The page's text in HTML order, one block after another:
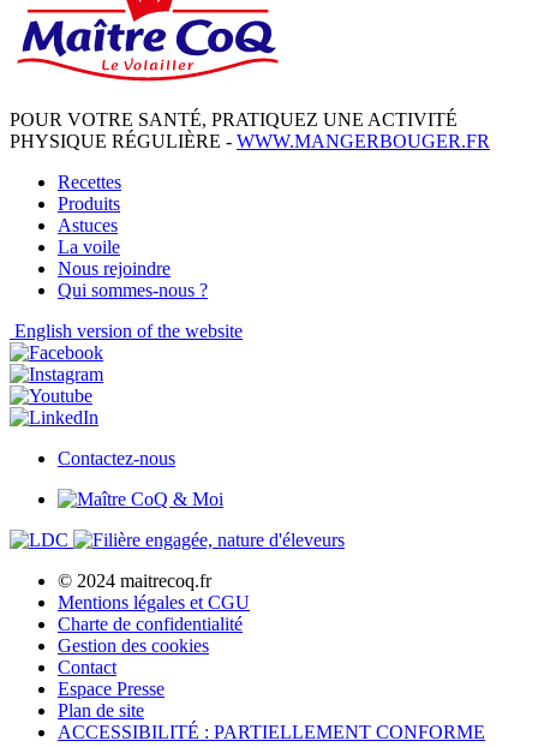
Messenger
POUR VOTRE SANTÉ, PRATIQUEZ UNE ACTIVITÉ
PHYSIQUE RÉGULIÈRE - WWW.MANGERBOUGER.FR
Recettes
Produits
Astuces
La voile
Nous rejoindre
Qui sommes-nous ?
English version of the website
Contactez-nous
© 2024 maitrecoq.fr
Mentions légales et CGU
Charte de confidentialité
Gestion des cookies
Contact
Espace Presse
Plan de site
ACCESSIBILITÉ : PARTIELLEMENT CONFORME